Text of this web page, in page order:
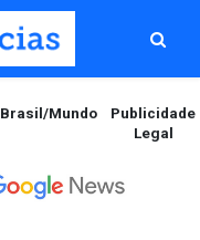
Brasil/Mundo
Publicidade
Legal